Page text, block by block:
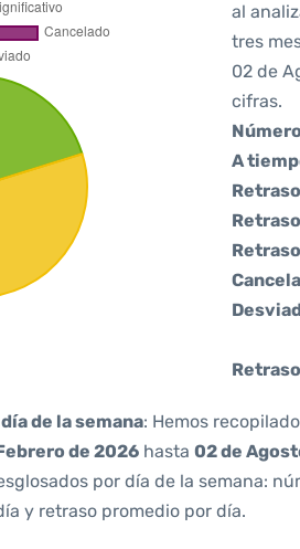
al
tres
02 de
cifras.
A
de la semana: Hemos
de 2026 hasta 02 de
por día de la semana:
y retraso promedio por día.